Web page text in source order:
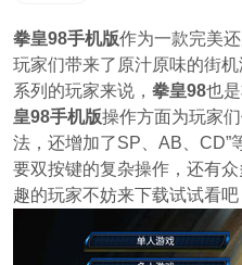
拳皇98手机版作为一款完美
玩家们带来了原汁原味的街
系列的玩家来说， 拳皇98也
皇98手机版操作方面为玩家
法，还增加了SP、AB、CD”
要双按键的复杂操作，还有
趣的玩家不妨来下载试试看吧